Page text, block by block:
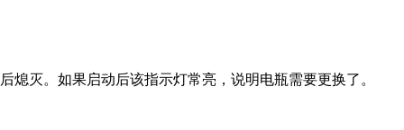
灭。如果启动后该指示灯常亮，说明电瓶需要更换了。